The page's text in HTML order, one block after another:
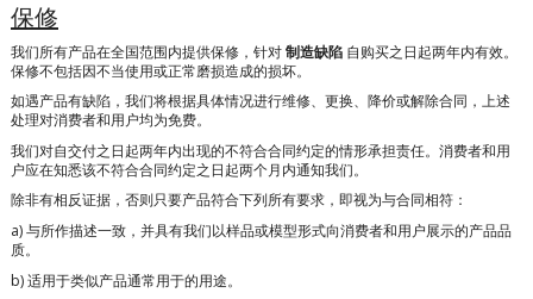
保修
我们所有产品在全国范围内提供保修，针对制造缺陷 自购买之日起两年内有效。
保修不包括因不当使用或正常磨损造成的损坏。
如遇产品有缺陷，我们将根据具体情况进行维修、更换、降价或解除合同，上述
处理对消费者和用户均为免费。
我们对自交付之日起两年内出现的不符合合同约定的情形承担责任。消费者和用
户应在知悉该不符合合同约定之日起两个月内通知我们。
除非有相反证据，否则只要产品符合下列所有要求，即视为与合同相符：
a) 与所作描述一致，并具有我们以样品或模型形式向消费者和用户展示的产品品
质。
b) 适用于类似产品通常用于的用途。